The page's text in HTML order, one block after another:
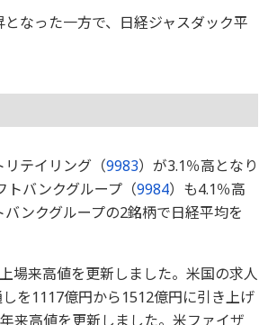
なった一方で、日経ジャスダック平
テイリング（9983）が3.1％高となり
トバンクグループ（9984）も4.1％高
ンクグループの2銘柄で日経平均を
場来高値を更新しました。米国の求人
を1117億円から1512億円に引き上げ
来高値を更新しました。米ファイザ